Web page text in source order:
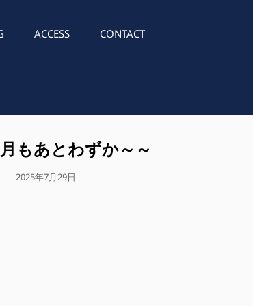
ACCESS CONTACT
もあとわずか～～
公
2025年7月29日